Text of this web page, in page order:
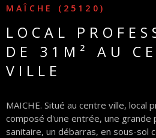
MAÎCHE (25120)
LOCAL
DE 31M² AU
VILLE
MAICHE. Situé au centre ville, local
composé d'une entrée, une grande
sanitaire, un débarras, en sous-sol